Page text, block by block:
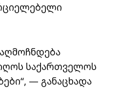
საქართველოს
— განაცხადა